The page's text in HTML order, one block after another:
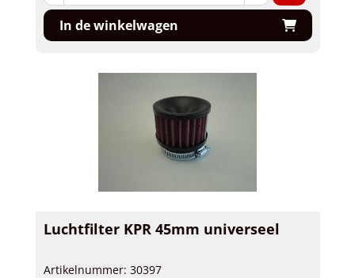
In de winkelwagen
Luchtfilter KPR 45mm universeel
Artikelnummer: 30397